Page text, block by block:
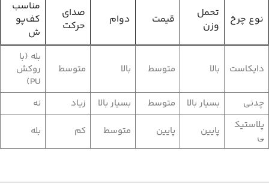
نوع چرخ
تحمل
وزن
قیمت دوام
صدای
حرکت
مناسب
کف‌پو
ش
دایکاست بالا متوسط بالا متوسط
بله (با
روکش
PU)
چدنی
بسیار بالا متوسط بسیار بالا زیاد
نه
پلاستیک
ی
پایین پایین متوسط کم بله